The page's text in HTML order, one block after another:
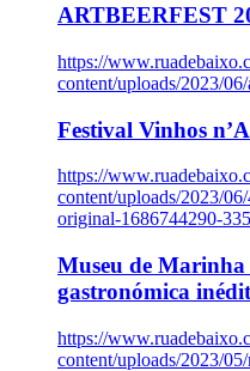
ARTBEERFEST
https://
content/uploads/2023/
Festival Vinhos
https://
content/uploads/2023/
original-1686744290-
Museu de Marinha
gastronómica
https://
content/uploads/2023/